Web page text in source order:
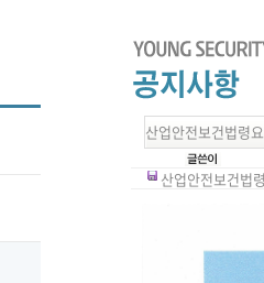
산업안전보건법령
산업안전보건법